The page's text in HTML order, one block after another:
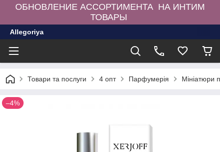
ОБНОВЛЕНИЕ АССОРТИМЕНТА НА ИНТИМ
ТОВАРЫ
Allegoriya
Товари та послуги 4 опт Парфумерія Мініатюри
–4%